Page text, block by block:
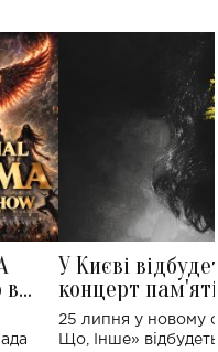
в
У Києві
концерт
Клименка:
виконають
25 липня у новому
Що, Інше»